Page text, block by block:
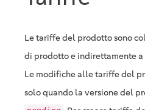
Le tariffe del prodotto sono
di prodotto e indirettamente
Le modifiche alle tariffe del
solo quando la versione del